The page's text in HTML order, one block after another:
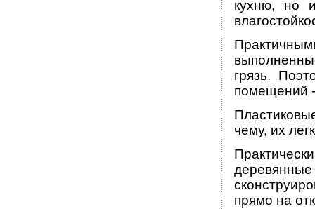
кухню, но
грязь.
помещений -
чему, их
прямо на